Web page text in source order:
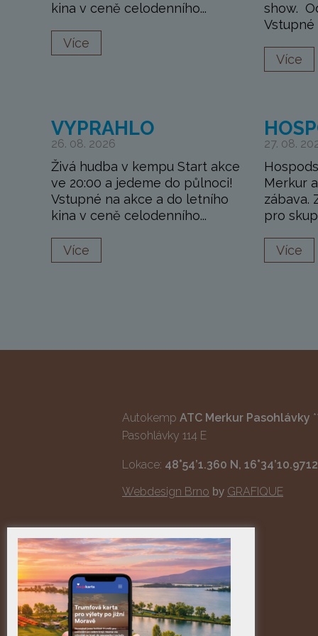
kina v ceně celodenního...
Více
show.
Vstupné
Více
VYPRAHLO
26. 08. 2026
Živá hudba v kempu Start akce
ve 20:00 a jedeme do půlnoci!
Vstupné na akce a do letního
kina v ceně celodenního...
Více
27. 08.
Merkur
zábava.
pro
Více
Autokemp ATC Merkur Pasohlávky
Pasohlávky 114 E
Lokace: 48°54’1.360 N,
Webdesign Brno by GRAFIQUE